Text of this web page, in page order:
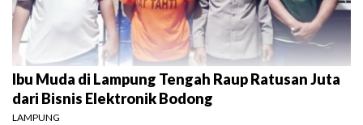
Ibu Muda di Lampung Tengah Raup Ratusan Juta
dari Bisnis Elektronik Bodong
LAMPUNG